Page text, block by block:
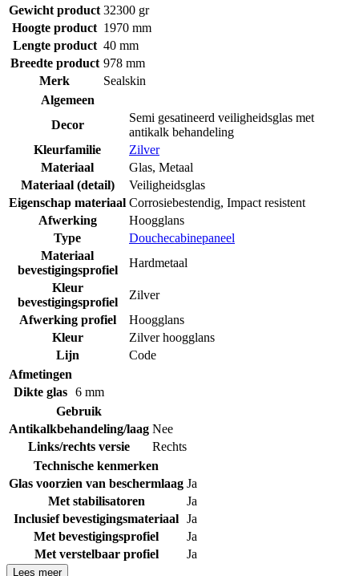
Gewicht product 32300 gr
Hoogte product 1970 mm
Lengte product 40 mm
Breedte product 978 mm
Merk
Sealskin
Algemeen
Decor
Semi gesatineerd veiligheidsglas met
antikalk behandeling
Kleurfamilie
Zilver
Materiaal
Glas, Metaal
Materiaal (detail)
Veiligheidsglas
Eigenschap materiaal Corrosiebestendig, Impact resistent
Afwerking
Hoogglans
Type
Douchecabinepaneel
Materiaal
bevestigingsprofiel
Hardmetaal
Kleur
bevestigingsprofiel
Zilver
Afwerking profiel
Hoogglans
Kleur
Zilver hoogglans
Lijn
Code
Afmetingen
Dikte glas 6 mm
Gebruik
Antikalkbehandeling/laag Nee
Links/rechts versie
Rechts
Technische kenmerken
Glas voorzien van beschermlaag Ja
Met stabilisatoren
Ja
Inclusief bevestigingsmateriaal Ja
Met bevestigingsprofiel
Ja
Met verstelbaar profiel
Ja
Lees meer